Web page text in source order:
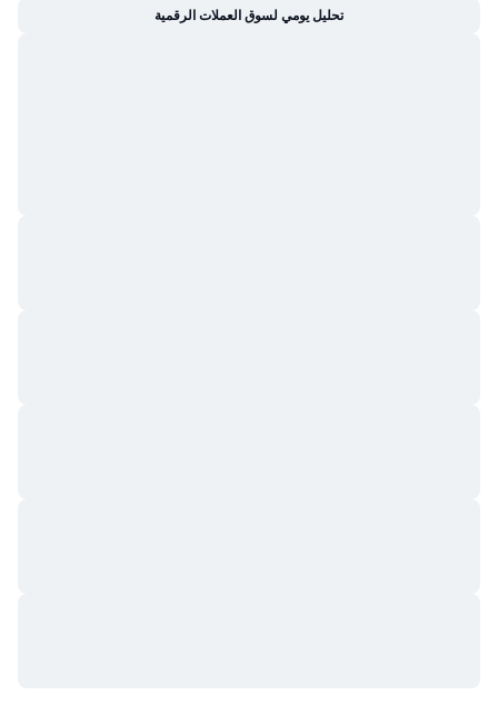
تحليل يومي لسوق العملات الرقمية